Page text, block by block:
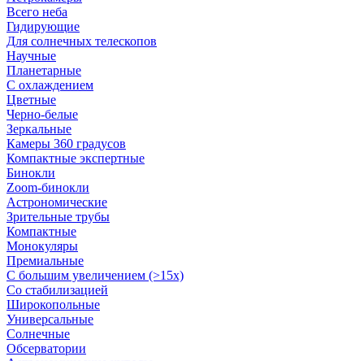
Всего неба
Гидирующие
Для солнечных телескопов
Научные
Планетарные
С охлаждением
Цветные
Черно-белые
Зеркальные
Камеры 360 градусов
Компактные экспертные
Бинокли
Zoom-бинокли
Астрономические
Зрительные трубы
Компактные
Монокуляры
Премиальные
С большим увеличением (>15x)
Со стабилизацией
Широкопольные
Универсальные
Солнечные
Обсерватории